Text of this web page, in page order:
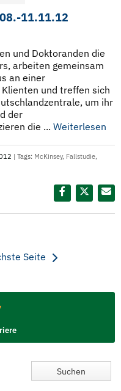
11.11.12
und Doktoranden die
arbeiten gemeinsam
an einer
und treffen sich
um ihr
der
die ... Weiterlesen
| Tags: McKinsey, Fallstudie,
Seite